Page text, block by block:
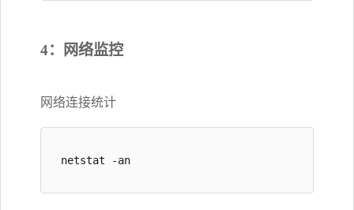
4：网络监控
网络连接统计
netstat -an